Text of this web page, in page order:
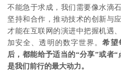
不能急于求成，我们需要像水滴
坚持和合作，推动技术的创新与
才能在互联网的演进中把握机遇
加安全、透明的数字世界。希望
后，都能给予适当的“分享”或者
是我们前行的最大动力。